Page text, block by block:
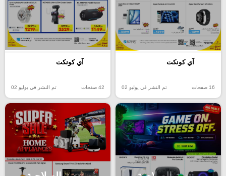
آي كونكت
16 صفحات تم النشر في يوليو 02
آي كونكت
42 صفحات تم النشر في يوليو 02